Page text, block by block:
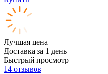
Лучшая цена
Доставка за 1 день
Быстрый просмотр
14 отзывов